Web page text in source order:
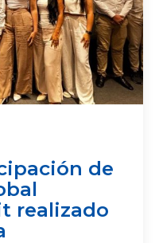
de
realizado